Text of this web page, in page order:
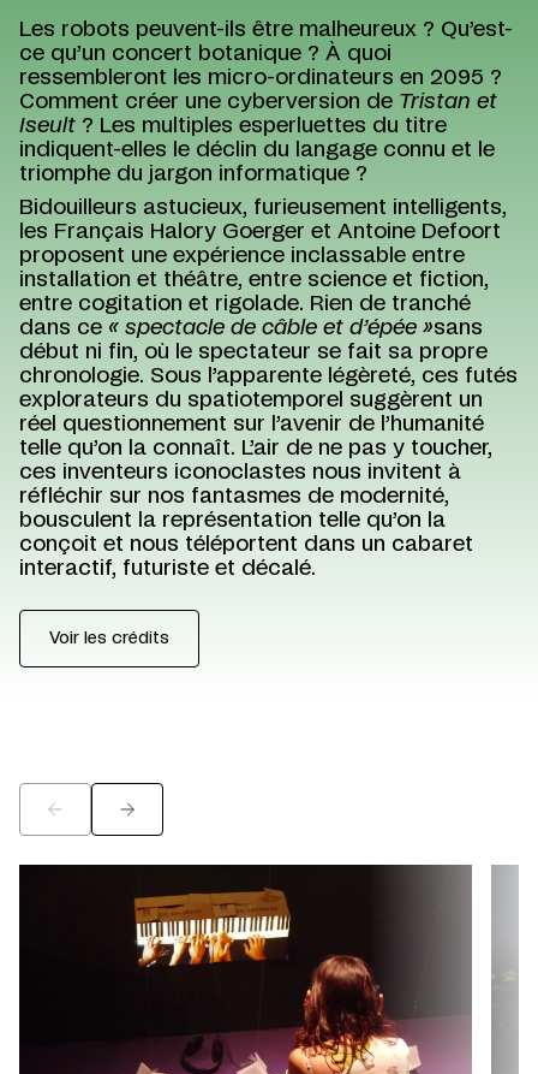
Les robots peuvent-ils être malheureux ? Qu’est-
ce qu’un concert botanique ? À quoi
ressembleront les micro-ordinateurs en 2095 ?
Comment créer une cyberversion de Tristan et
Iseult ? Les multiples esperluettes du titre
indiquent-elles le déclin du langage connu et le
triomphe du jargon informatique ?
Bidouilleurs astucieux, furieusement intelligents,
les Français Halory Goerger et Antoine Defoort
proposent une expérience inclassable entre
installation et théâtre, entre science et fiction,
entre cogitation et rigolade. Rien de tranché
dans ce « spectacle de câble et d’épée »sans
début ni fin, où le spectateur se fait sa propre
chronologie. Sous l’apparente légèreté, ces futés
explorateurs du spatiotemporel suggèrent un
réel questionnement sur l’avenir de l’humanité
telle qu’on la connaît. L’air de ne pas y toucher,
ces inventeurs iconoclastes nous invitent à
réfléchir sur nos fantasmes de modernité,
bousculent la représentation telle qu’on la
conçoit et nous téléportent dans un cabaret
interactif, futuriste et décalé.
Voir les crédits